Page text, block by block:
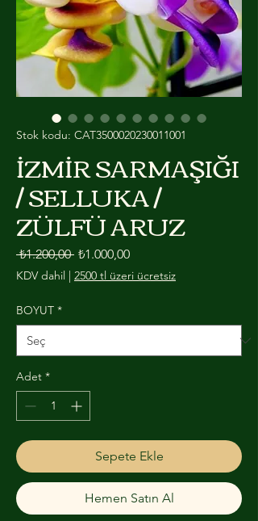
Stok kodu: CAT3500020230011001
İZMİR SARMAŞIĞI
/ SELLUKA /
ZÜLFÜ ARUZ
₺1.200,00 Normal Fiyat
₺1.000,00İndirimli Fiyat
KDV dahil | 2500 tl üzeri ücretsiz
BOYUT *
Adet *
Sepete Ekle
Hemen Satın Al